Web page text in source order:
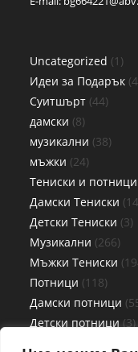
Uncategorized 1
Идеи за Подарък
Суитшърт 44
дамски 8
музикални 38
мъжки 24
Тениски и потници
Дамски Тениски
Детски Тениски 3
Музикални 266
Мъжки Тениски
Потници 118
Дамски потници
Детски потници 3